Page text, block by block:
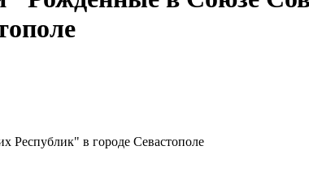
Республик" в городе Севастополе